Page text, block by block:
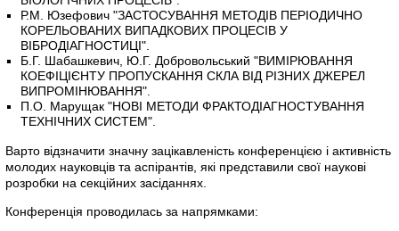
Р.М. Юзефович "ЗАСТОСУВАННЯ МЕТОДІВ ПЕРІОДИЧНО
КОРЕЛЬОВАНИХ ВИПАДКОВИХ ПРОЦЕСІВ У
ВІБРОДІАГНОСТИЦІ".
Б.Г. Шабашкевич, Ю.Г. Добровольський "ВИМІРЮВАННЯ
КОЕФІЦІЄНТУ ПРОПУСКАННЯ СКЛА ВІД РІЗНИХ ДЖЕРЕЛ
ВИПРОМІНЮВАННЯ".
П.О. Марущак "НОВІ МЕТОДИ ФРАКТОДІАГНОСТУВАННЯ
ТЕХНІЧНИХ СИСТЕМ".
Варто відзначити значну зацікавленість конференцією і активність
молодих науковців та аспірантів, які представили свої наукові
розробки на секційних засіданнях.
Конференція проводилась за напрямками: